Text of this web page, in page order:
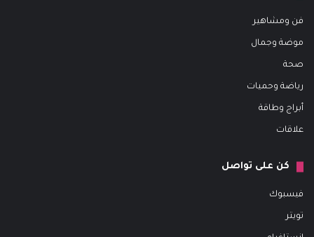
فن ومشاهير
موضة وجمال
صحة
رياضة وحميات
أبراج وطاقة
علاقات
كن على تواصل
فيسبوك
تويتر